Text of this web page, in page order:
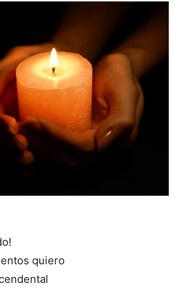
quiero